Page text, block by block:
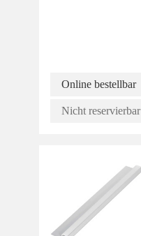
Online bestellbar
Nicht reservierbar